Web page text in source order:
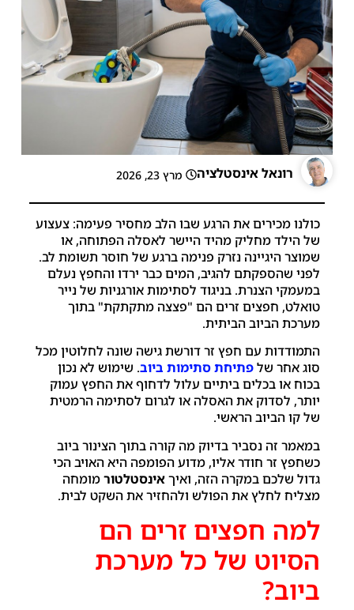
רונאל אינסטלציה מרץ 23, 2026
כולנו מכירים את הרגע שבו הלב מחסיר פעימה: צעצוע
של הילד מחליק מהיד היישר לאסלה הפתוחה, או
שמוצר היגיינה נזרק פנימה ברגע של חוסר תשומת לב.
לפני שהספקתם להגיב, המים כבר ירדו והחפץ נעלם
במעמקי הצנרת. בניגוד לסתימות אורגניות של נייר
טואלט, חפצים זרים הם "פצצה מתקתקת" בתוך
מערכת הביוב הביתית.
התמודדות עם חפץ זר דורשת גישה שונה לחלוטין מכל
סוג אחר שלפתיחת סתימות ביוב. שימוש לא נכון
בכוח או בכלים ביתיים עלול לדחוף את החפץ עמוק
יותר, לסדוק את האסלה או לגרום לסתימה הרמטית
של קו הביוב הראשי.
במאמר זה נסביר בדיוק מה קורה בתוך הצינור ביוב
כשחפץ זר חודר אליו, מדוע הפומפה היא האויב הכי
גדול שלכם במקרה הזה, ואיךאינסטלטורמומחה
מצליח לחלץ את הפולש ולהחזיר את השקט לבית.
למה חפצים זרים הם
הסיוט של כל מערכת
ביוב?